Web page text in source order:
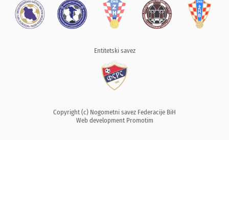
Entitetski savez
Copyright (c) Nogometni savez Federacije BiH
Web development Promotim